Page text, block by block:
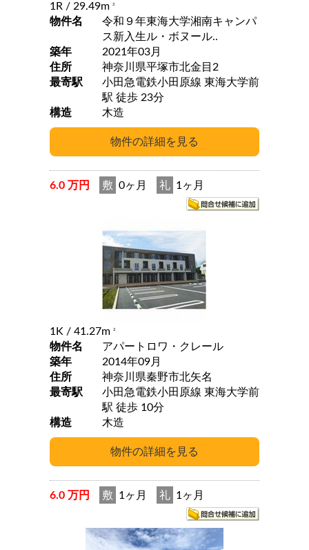
1R / 29.49m 2
物件名
令和９年東海大学湘南キャンパ
ス新入生ル・ボヌール..
築年
2021年03月
住所
神奈川県平塚市北金目2
最寄駅
小田急電鉄小田原線 東海大学前
駅 徒歩 23分
構造
木造
6.0 万円 敷 0ヶ月 礼 1ヶ月
1K / 41.27m 2
物件名
アパートロワ・クレール
築年
2014年09月
住所
神奈川県秦野市北矢名
最寄駅
小田急電鉄小田原線 東海大学前
駅 徒歩 10分
構造
木造
6.0 万円 敷 1ヶ月 礼 1ヶ月